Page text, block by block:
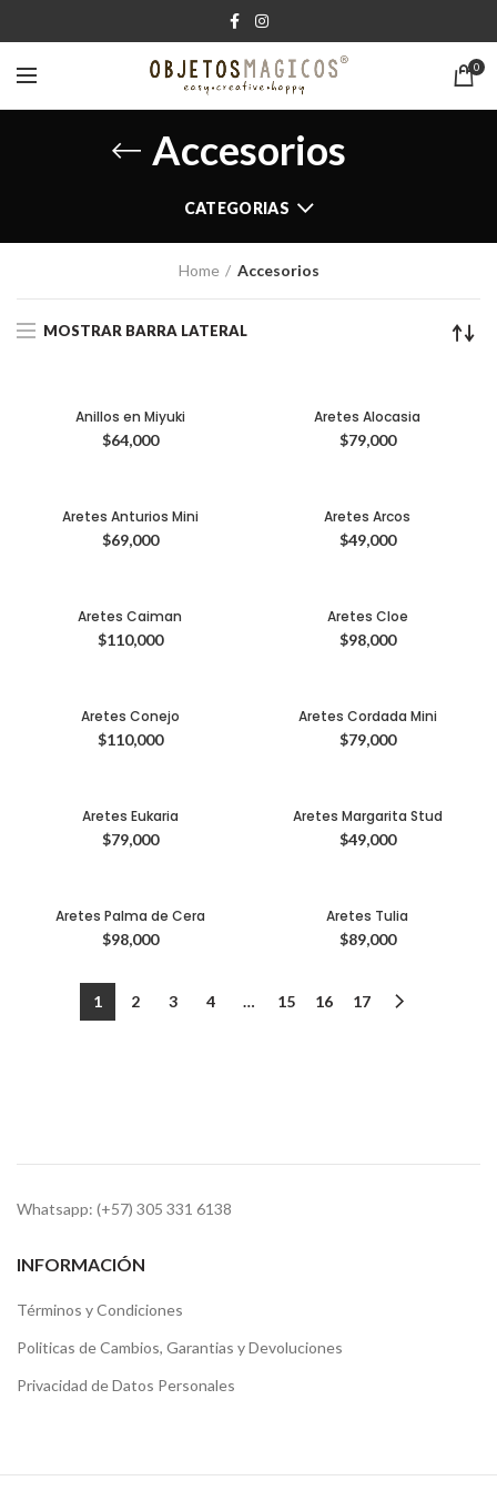
0
Accesorios
CATEGORIAS
Home Accesorios
MOSTRAR BARRA LATERAL
Anillos en Miyuki
$64,000
Aretes Alocasia
$79,000
Aretes Anturios Mini
$69,000
Aretes Arcos
$49,000
Aretes Caiman
$110,000
Aretes Cloe
$98,000
Aretes Conejo
$110,000
Aretes Cordada Mini
$79,000
Aretes Eukaria
$79,000
Aretes Margarita Stud
$49,000
Aretes Palma de Cera
$98,000
Aretes Tulia
$89,000
1 2 3 4 … 15 16 17
Whatsapp: (+57) 305 331 6138
INFORMACIÓN
Términos y Condiciones
Politicas de Cambios, Garantias y Devoluciones
Privacidad de Datos Personales